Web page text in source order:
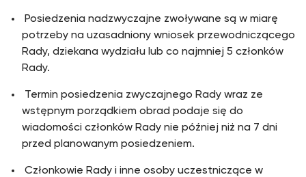
Posiedzenia nadzwyczajne zwoływane są w miarę
potrzeby na uzasadniony wniosek przewodniczącego
Rady, dziekana wydziału lub co najmniej 5 członków
Rady.
Termin posiedzenia zwyczajnego Rady wraz ze
wstępnym porządkiem obrad podaje się do
wiadomości członków Rady nie później niż na 7 dni
przed planowanym posiedzeniem.
Członkowie Rady i inne osoby uczestniczące w